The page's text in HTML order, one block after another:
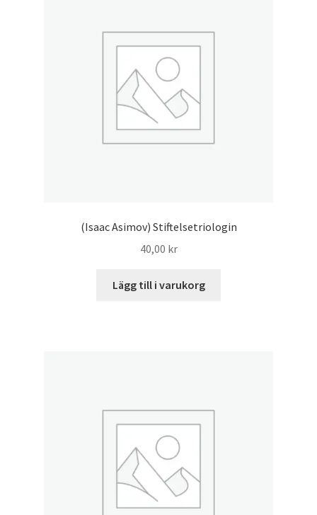
(Isaac Asimov) Stiftelsetriologin
40,00 kr
Lägg till i varukorg